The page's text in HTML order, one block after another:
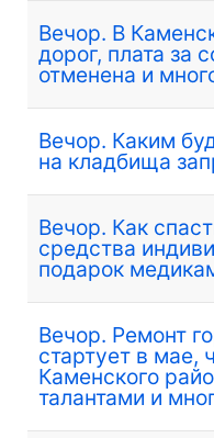
Вечор. В
дорог, плата за
отменена и
Вечор. Каким
на кладбища
Вечор. Как
средства
подарок
Вечор. Ремонт
стартует в мае,
Каменского
талантами и